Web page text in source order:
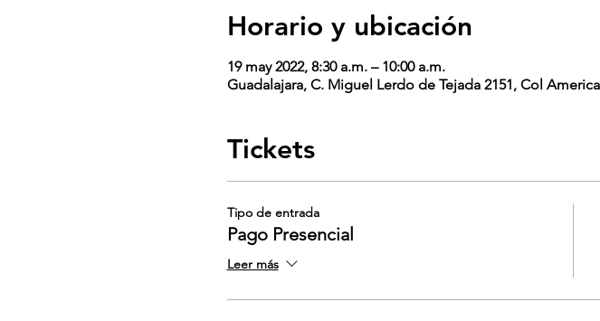
Horario y ubicación
19 may 2022, 8:30 a.m. – 10:00 a.m.
Guadalajara, C. Miguel Lerdo de Tejada 2151, Col
Tickets
Tipo de entrada
Pago Presencial
Leer más